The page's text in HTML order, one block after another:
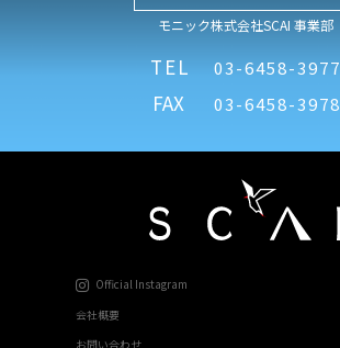
モニック株式会社SCAI 事業部
TEL 03-6458-3977
FAX 03-6458-3978
Official Instagram
会社概要
お問い合わせ